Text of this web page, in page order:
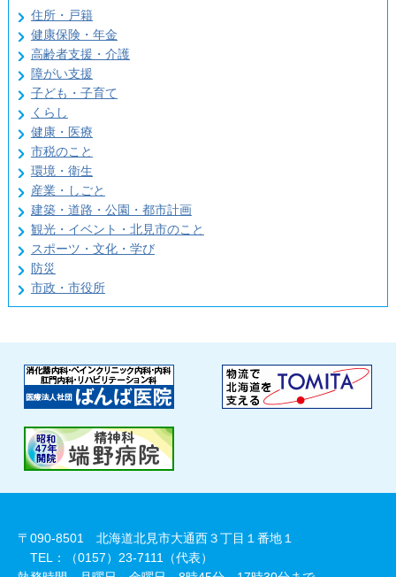
住所・戸籍
健康保険・年金
高齢者支援・介護
障がい支援
子ども・子育て
くらし
健康・医療
市税のこと
環境・衛生
産業・しごと
建築・道路・公園・都市計画
観光・イベント・北見市のこと
スポーツ・文化・学び
防災
市政・市役所
〒090-8501 北海道北見市大通西３丁目１番地１
TEL：（0157）23-7111（代表）